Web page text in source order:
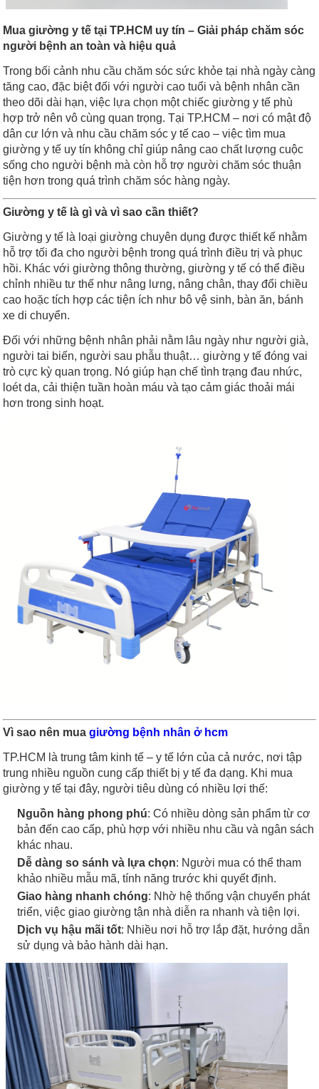
Mua giường y tế tại TP.HCM uy tín – Giải pháp chăm sóc
người bệnh an toàn và hiệu quả
Trong bối cảnh nhu cầu chăm sóc sức khỏe tại nhà ngày càng
tăng cao, đặc biệt đối với người cao tuổi và bệnh nhân cần
theo dõi dài hạn, việc lựa chọn một chiếc giường y tế phù
hợp trở nên vô cùng quan trọng. Tại TP.HCM – nơi có mật độ
dân cư lớn và nhu cầu chăm sóc y tế cao – việc tìm mua
giường y tế uy tín không chỉ giúp nâng cao chất lượng cuộc
sống cho người bệnh mà còn hỗ trợ người chăm sóc thuận
tiện hơn trong quá trình chăm sóc hàng ngày.
Giường y tế là gì và vì sao cần thiết?
Giường y tế là loại giường chuyên dụng được thiết kế nhằm
hỗ trợ tối đa cho người bệnh trong quá trình điều trị và phục
hồi. Khác với giường thông thường, giường y tế có thể điều
chỉnh nhiều tư thế như nâng lưng, nâng chân, thay đổi chiều
cao hoặc tích hợp các tiện ích như bô vệ sinh, bàn ăn, bánh
xe di chuyển.
Đối với những bệnh nhân phải nằm lâu ngày như người già,
người tai biến, người sau phẫu thuật… giường y tế đóng vai
trò cực kỳ quan trọng. Nó giúp hạn chế tình trạng đau nhức,
loét da, cải thiện tuần hoàn máu và tạo cảm giác thoải mái
hơn trong sinh hoạt.
Vì sao nên muagiường bệnh nhân ở hcm
TP.HCM là trung tâm kinh tế – y tế lớn của cả nước, nơi tập
trung nhiều nguồn cung cấp thiết bị y tế đa dạng. Khi mua
giường y tế tại đây, người tiêu dùng có nhiều lợi thế:
Nguồn hàng phong phú: Có nhiều dòng sản phẩm từ cơ
bản đến cao cấp, phù hợp với nhiều nhu cầu và ngân sách
khác nhau.
Dễ dàng so sánh và lựa chọn: Người mua có thể tham
khảo nhiều mẫu mã, tính năng trước khi quyết định.
Giao hàng nhanh chóng: Nhờ hệ thống vận chuyển phát
triển, việc giao giường tận nhà diễn ra nhanh và tiện lợi.
Dịch vụ hậu mãi tốt: Nhiều nơi hỗ trợ lắp đặt, hướng dẫn
sử dụng và bảo hành dài hạn.